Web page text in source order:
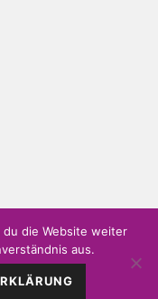
0660 7451 000 •
du die Website weiter
aus.